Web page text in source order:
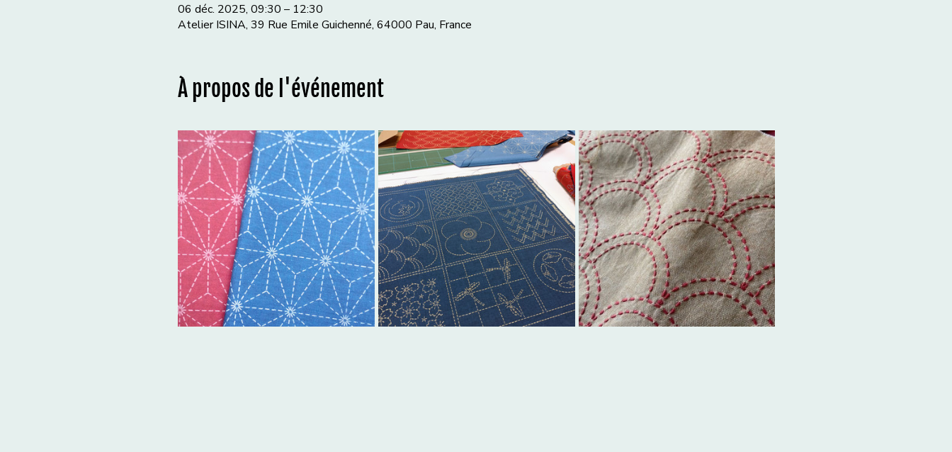
06 déc. 2025, 09:30 – 12:30
Atelier ISINA, 39 Rue Emile Guichenné, 64000 Pau, France
À propos de l'événement